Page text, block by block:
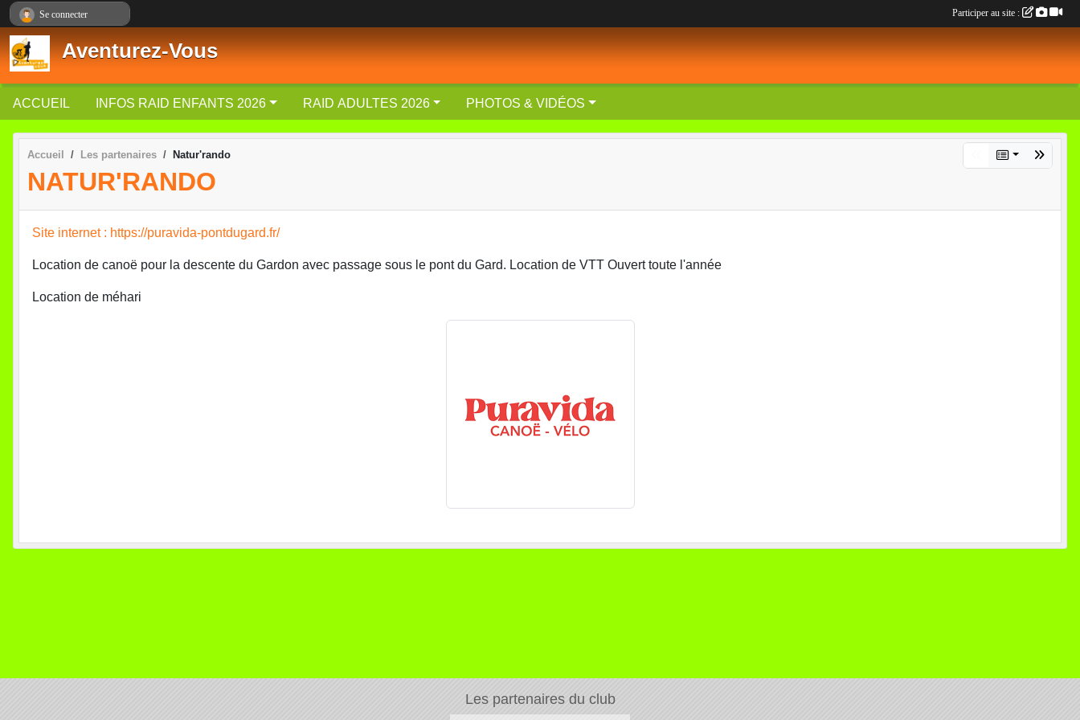
Aventurez-Vous
ACCUEIL INFOS RAID ENFANTS 2026 RAID ADULTES 2026 PHOTOS & VIDÉOS
Accueil Les partenaires Natur'rando
NATUR'RANDO
Site internet : https://puravida-pontdugard.fr/
Location de canoë pour la descente du Gardon avec passage sous le pont du Gard. Location de VTT Ouvert toute l'année
Location de méhari
Les partenaires du club
Se connecter Participer au site :
Panneau de gestion des cookies